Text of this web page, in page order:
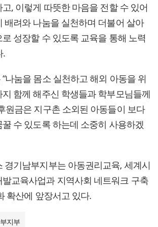
, 이렇게 따뜻한 마음을 전할 수 있어
배려와 나눔을 실천하며 더불어 살아
성장할 수 있도록 교육을 통해 노력
.
나눔을 몸소 실천하고 해외 아동을 위
함께 해주신 학생들과 학부모님들께
원금은 지구촌 소외된 아동들이 보다
수 있도록 하는데 소중히 사용하겠
경기남부지부는 아동권리교육, 세계시
교육사업과 지역사회 네트워크 구축
확산에 앞장서고 있다.
지부